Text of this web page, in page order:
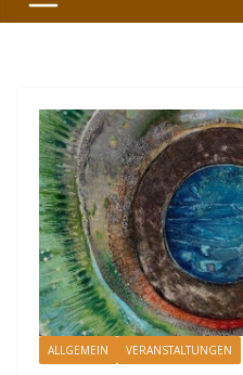
ALLGEMEIN VERANSTALTUNGEN